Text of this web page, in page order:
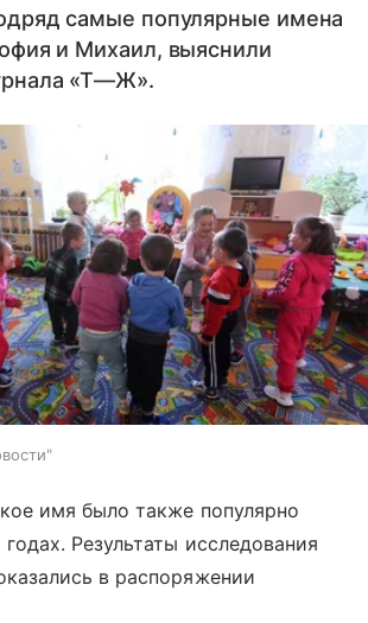
самые популярные имена
и Михаил, выяснили
«Т—Ж».
имя было также популярно
Результаты исследования
в распоряжении